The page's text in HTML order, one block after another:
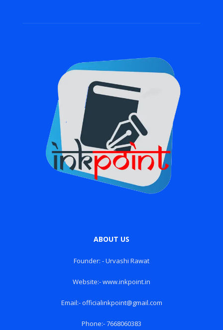
ABOUT US
Founder: - Urvashi Rawat
Website:- www.inkpoint.in
Email:- officialinkpoint@gmail.com
Phone:- 7668060383